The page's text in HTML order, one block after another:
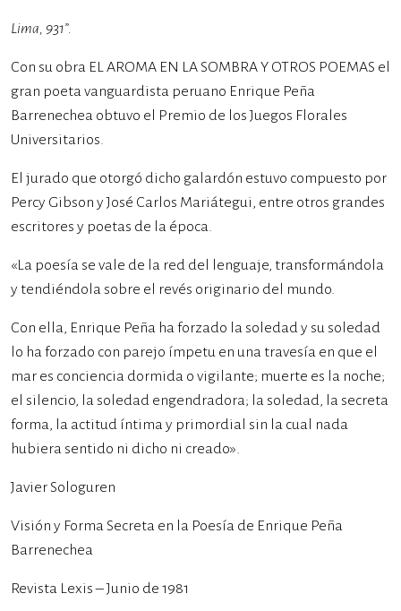
Lima, 931”.
Con su obra EL AROMA EN LA SOMBRA Y OTROS POEMAS el
gran poeta vanguardista peruano Enrique Peña
Barrenechea obtuvo el Premio de los Juegos Florales
Universitarios.
El jurado que otorgó dicho galardón estuvo compuesto por
Percy Gibson y José Carlos Mariátegui, entre otros grandes
escritores y poetas de la época.
«La poesía se vale de la red del lenguaje, transformándola
y tendiéndola sobre el revés originario del mundo.
Con ella, Enrique Peña ha forzado la soledad y su soledad
lo ha forzado con parejo ímpetu en una travesía en que el
mar es conciencia dormida o vigilante; muerte es la noche;
el silencio, la soledad engendradora; la soledad, la secreta
forma, la actitud íntima y primordial sin la cual nada
hubiera sentido ni dicho ni creado».
Javier Sologuren
Visión y Forma Secreta en la Poesía de Enrique Peña
Barrenechea
Revista Lexis – Junio de 1981